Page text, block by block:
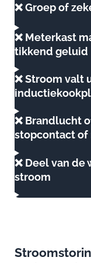
❌ Groep of
❌ Meterkast
tikkend geluid
❌ Stroom valt
❌ Brandlucht
stopcontact of
❌ Deel van
stroom